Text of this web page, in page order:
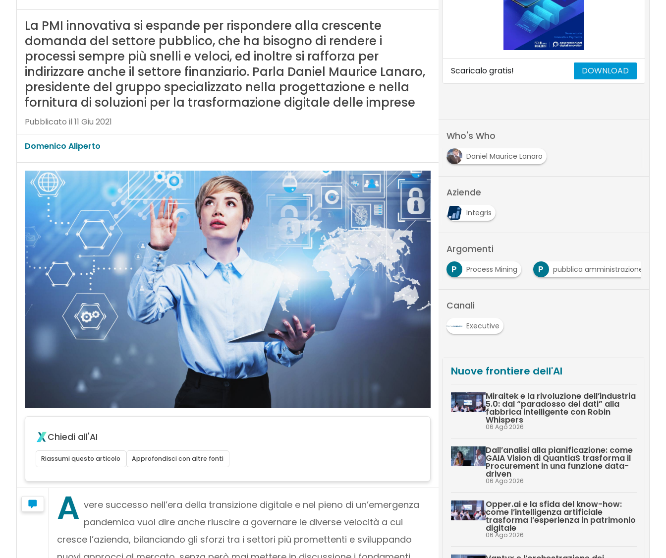
La PMI innovativa si espande per rispondere alla crescente
domanda del settore pubblico, che ha bisogno di rendere i
processi sempre più snelli e veloci, ed inoltre si rafforza per
indirizzare anche il settore finanziario. Parla Daniel Maurice Lanaro,
presidente del gruppo specializzato nella progettazione e nella
fornitura di soluzioni per la trasformazione digitale delle imprese
Pubblicato il 11 Giu 2021
Domenico Aliperto
Chiedi all'AI
Riassumi questo articolo Approfondisci con altre fonti
A vere successo nell’era della transizione digitale e nel pieno di un’emergenza
pandemica vuol dire anche riuscire a governare le diverse velocità a cui
cresce l’azienda, bilanciando gli sforzi tra i settori più promettenti e sviluppando
Scaricalo gratis! DOWNLOAD
Who's Who
Daniel Maurice Lanaro
Aziende
Integris
Argomenti
C
Change Management P Process Mining P pubblica amministrazione
Canali
Executive
Nuove frontiere dell'AI
Miraitek e la rivoluzione dell’industria
5.0: dal “paradosso dei dati” alla
fabbrica intelligente con Robin
Whispers
06 Ago 2026
Dall’analisi alla pianificazione: come
GAIA Vision di QuantiaS trasforma il
Procurement in una funzione data-
driven
06 Ago 2026
Opper.ai e la sfida del know-how:
come l’intelligenza artificiale
trasforma l’esperienza in patrimonio
digitale
06 Ago 2026